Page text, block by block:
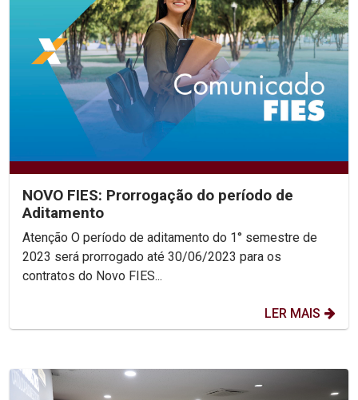
NOVO FIES: Prorrogação do período de
Aditamento
Atenção O período de aditamento do 1° semestre de
2023 será prorrogado até 30/06/2023 para os
contratos do Novo FIES...
LER MAIS